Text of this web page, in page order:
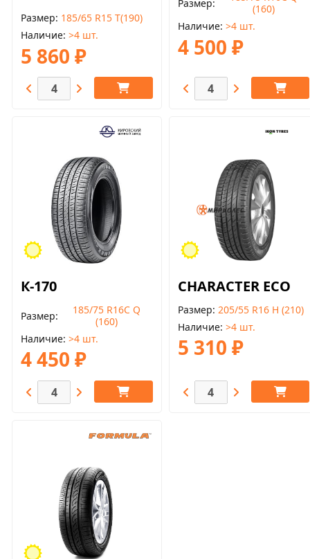
Размер 185/65 R15 T(190)
Наличие >4 шт.
5 860 ₽
Размер
(160)
Наличие >4 шт.
4 500 ₽
К-170
Размер
185/75 R16С Q
(160)
Наличие >4 шт.
4 450 ₽
CHARACTER ECO
Размер 205/55 R16 H (210)
Наличие >4 шт.
5 310 ₽